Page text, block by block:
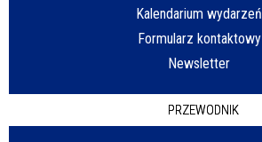
Kalendarium wydarzeń
Formularz kontaktowy
Newsletter
PRZEWODNIK